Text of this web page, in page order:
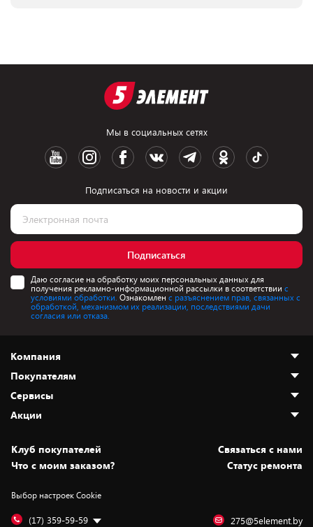
Мы в социальных сетях
Подписаться на новости и акции
Подписаться
Даю согласие на обработку моих персональных данных для
получения рекламно-информационной рассылки в соответствии с
условиями обработки. Ознакомлен с разъяснением прав, связанных с
обработкой, механизмом их реализации, последствиями дачи
согласия или отказа.
Компания
О нас
Адреса магазинов
Новости
Статьи и обзоры
Вакансии
Дай пять добру!
Покупателям
Как сделать заказ
Оплата и доставка
Безналичный расчёт
Обмен и возврат товара
Обработка персональных данных
Подарочные карты
Сервисы
Установка техники
Для игровых консолей
Для мобильных устройств
Для компьютеров
Акции
Скидки и промокоды
Белорусские товары
Бонусы
Оплата частями
Клуб покупателей
Cвязаться с нами
Что с моим заказом?
Статус ремонта
Выбор настроек Cookie
(17) 359-59-59 275@5element.by